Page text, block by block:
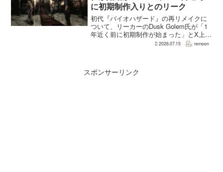
に初期制作入りとのリーク
初代『バイオハザード』の再リメイクに
ついて、リーカーのDusk Golem氏が「1
年近く前に初期制作が始まった」とX上で
述べた。同氏によれば、プリプロダクシ
2026.07.15 remoon
スポンサーリンク